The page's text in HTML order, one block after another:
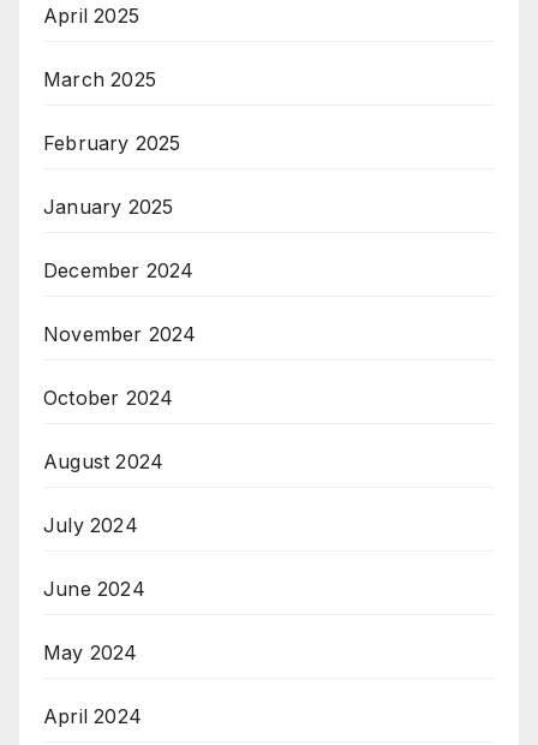
April 2025
March 2025
February 2025
January 2025
December 2024
November 2024
October 2024
August 2024
July 2024
June 2024
May 2024
April 2024